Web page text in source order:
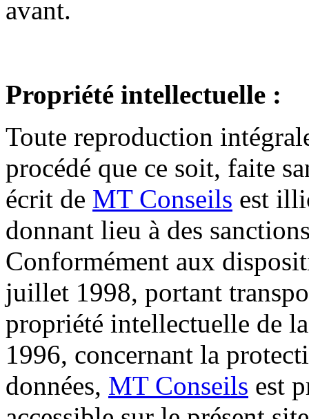
avant.
Propriété intellectuelle :
Toute reproduction
procédé que ce soit, faite
écrit de MT Conseils est
donnant lieu à des
Conformément aux
juillet 1998, portant
propriété intellectuelle de
1996, concernant la
données, MT Conseils est